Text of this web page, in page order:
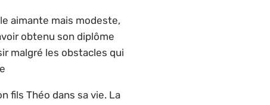
aimante mais modeste,
obtenu son diplôme
malgré les obstacles qui
fils Théo dans sa vie. La